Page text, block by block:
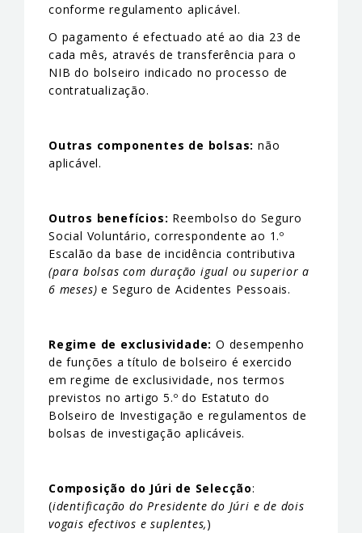
conforme regulamento aplicável.
O pagamento é efectuado até ao dia 23 de
cada mês, através de transferência para o
NIB do bolseiro indicado no processo de
contratualização.
Outras componentes de bolsas: não
aplicável.
Outros benefícios: Reembolso do Seguro
Social Voluntário, correspondente ao 1.º
Escalão da base de incidência contributiva
(para bolsas com duração igual ou superior a
6 meses) e Seguro de Acidentes Pessoais.
Regime de exclusividade: O desempenho
de funções a título de bolseiro é exercido
em regime de exclusividade, nos termos
previstos no artigo 5.º do Estatuto do
Bolseiro de Investigação e regulamentos de
bolsas de investigação aplicáveis.
Composição do Júri de Selecção:
(identificação do Presidente do Júri e de dois
vogais efectivos e suplentes,)